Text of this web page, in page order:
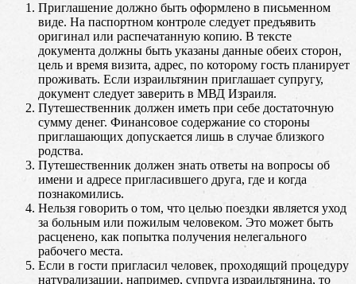
Приглашение должно быть оформлено в письменном
виде. На паспортном контроле следует предъявить
оригинал или распечатанную копию. В тексте
документа должны быть указаны данные обеих сторон,
цель и время визита, адрес, по которому гость планирует
проживать. Если израильтянин приглашает супругу,
документ следует заверить в МВД Израиля.
Путешественник должен иметь при себе достаточную
сумму денег. Финансовое содержание со стороны
приглашающих допускается лишь в случае близкого
родства.
Путешественник должен знать ответы на вопросы об
имени и адресе пригласившего друга, где и когда
познакомились.
Нельзя говорить о том, что целью поездки является уход
за больным или пожилым человеком. Это может быть
расценено, как попытка получения нелегального
рабочего места.
Если в гости пригласил человек, проходящий процедуру
натурализации, например, супруга израильтянина, то